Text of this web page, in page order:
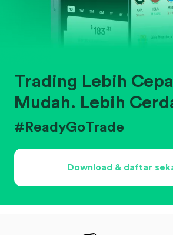
Trading Lebih
Mudah. Lebih
#ReadyGoTrade
Download & daftar